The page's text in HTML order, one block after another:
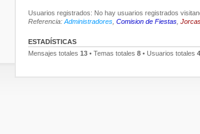
Usuarios registrados: No hay usuarios registrados
Referencia: Administradores Comision de Fiestas
ESTADÍSTICAS
Mensajes totales 13 • Temas totales 8 • Usuarios totales